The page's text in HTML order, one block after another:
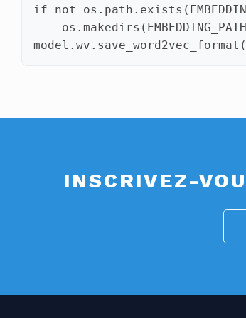
if
not os . path . exists (
os . makedirs ( EMBEDDING_PATH
model . wv . save_word2vec_format (
INSCRIVEZ-